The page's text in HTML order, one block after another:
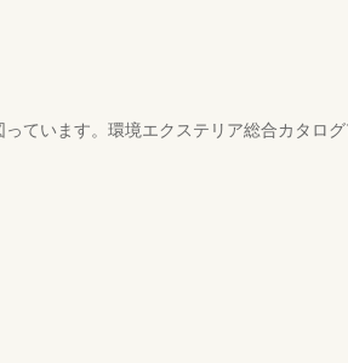
ています。環境エクステリア総合カタログ